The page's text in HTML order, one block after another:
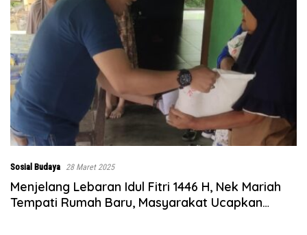
Sosial Budaya 28 Maret 2025
Menjelang Lebaran Idul Fitri 1446 H, Nek Mariah
Tempati Rumah Baru, Masyarakat Ucapkan